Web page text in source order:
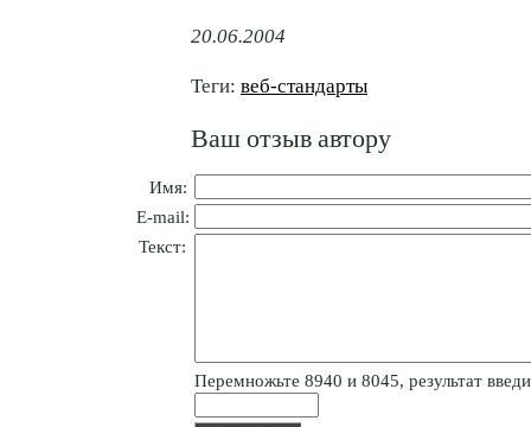
20.06.2004
Теги: веб-стандарты
Ваш отзыв автору
Имя:
E-mail:
Текст:
Пepeмнoжьтe 8940 и 8045, результат